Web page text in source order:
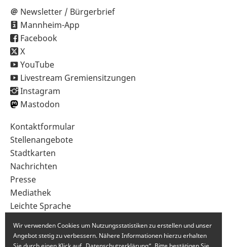
Newsletter / Bürgerbrief
Mannheim-App
Facebook
X
YouTube
Livestream Gremiensitzungen
Instagram
Mastodon
Sekundärnavigation
im
Fußbereich
Kontaktformular
Stellenangebote
Stadtkarten
Nachrichten
Presse
Mediathek
Leichte Sprache
Wir verwenden Cookies um Nutzungsstatistiken zu erstellen und unser
Angebot stetig zu verbessern. Nähere Informationen hierzu erhalten